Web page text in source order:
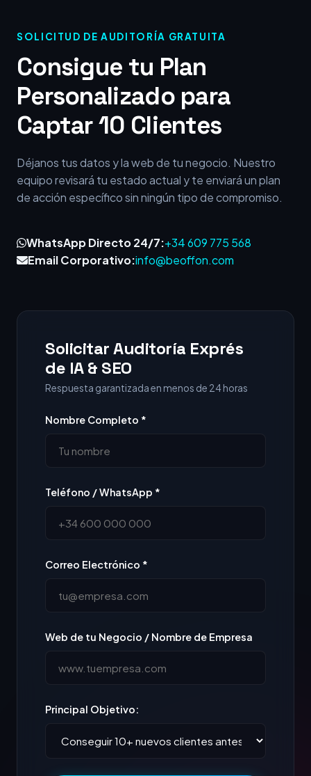
SOLICITUD DE AUDITORÍA GRATUITA
Consigue tu Plan
Personalizado para
Captar 10 Clientes
Déjanos tus datos y la web de tu negocio. Nuestro
equipo revisará tu estado actual y te enviará un plan
de acción específico sin ningún tipo de compromiso.
WhatsApp Directo 24/7:+34 609 775 568
Email Corporativo:info@beoffon.com
Solicitar Auditoría Exprés
de IA & SEO
Respuesta garantizada en menos de 24 horas
Nombre Completo *
Teléfono / WhatsApp *
Correo Electrónico *
Web de tu Negocio / Nombre de Empresa
Principal Objetivo: